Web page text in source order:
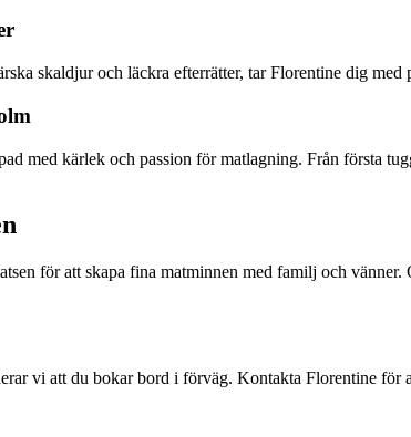
skaldjur och läckra efterrätter, tar Florentine dig med
med kärlek och passion för matlagning. Från första
för att skapa fina matminnen med familj och
vi att du bokar bord i förväg. Kontakta Florentine